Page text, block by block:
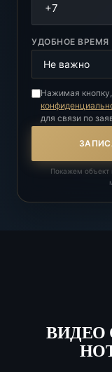
УДОБНОЕ ВРЕМЯ
Нажимая
для связи по
Покажем объект
ВИДЕО